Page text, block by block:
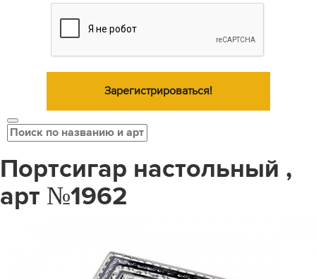
Зарегистрироваться!
Портсигар настольный ,
арт №1962